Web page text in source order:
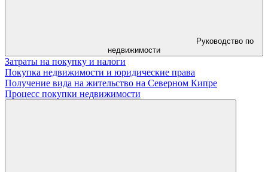
Руководство по
недвижимости
Затраты на покупку и налоги
Покупка недвижимости и юридические права
Получение вида на жительство на Северном Кипре
Процесс покупки недвижимости